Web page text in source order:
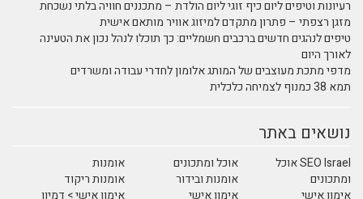
רעיונות וטיפים ליום כיף זוגי ליום הולדת – מתכננים חוויה בלתי נשכחת
מזגן רצפתי – פתרון מתקדם למיזוג אוויר מותאם אישית
טיפים לנהגים חדשים ברכבים חשמליים: כך תוכלו לנהל נכון את הטעינה
לאורך היום
מדפי מתכת מעוצבים של המותג אלומון לחדרי עבודה ומשרדים
תמא 38 כמנוף לצמיחה כלכלית
נושאים באתר
SEO Israel אוכל
ומתכונים
אוכל ומתכונים
אומנות
אומנות ובידור
אומנות ריקוד